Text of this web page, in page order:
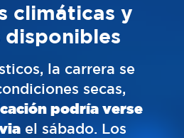
climáticas y
disponibles
la carrera se
secas,
podría verse
el sábado. Los